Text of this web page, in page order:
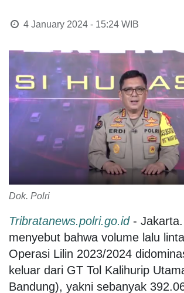
4 January 2024 - 15:24WIB
Dok. Polri
Tribratanews.polri.go.id -
menyebut bahwa volume lalu
Operasi Lilin 2023/2024
keluar dari GT Tol Kalihurip
Bandung), yakni sebanyak